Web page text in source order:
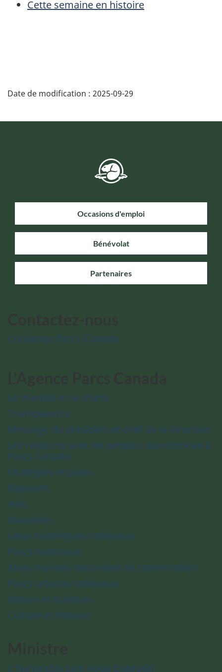
Cette semaine en histoire
Date de modification : 2025-09-29
Occasions d'emploi
Bénévolat
Partenaires
Contactez Parcs Canada
Le mandat et la charte
Transparence
Message du président et chef de la direction
Les relations avec les peuples autochtones à
Parcs Canada
Stratégies et plans
Rapports
Avis
Nouvelles
Lieux historiques nationaux
Parcs nationaux
Aires marines nationales de conservation
Parcs urbains nationaux
Nature et sciences
Culture et histoire
L’honorable Julie Aviva Dabrusin